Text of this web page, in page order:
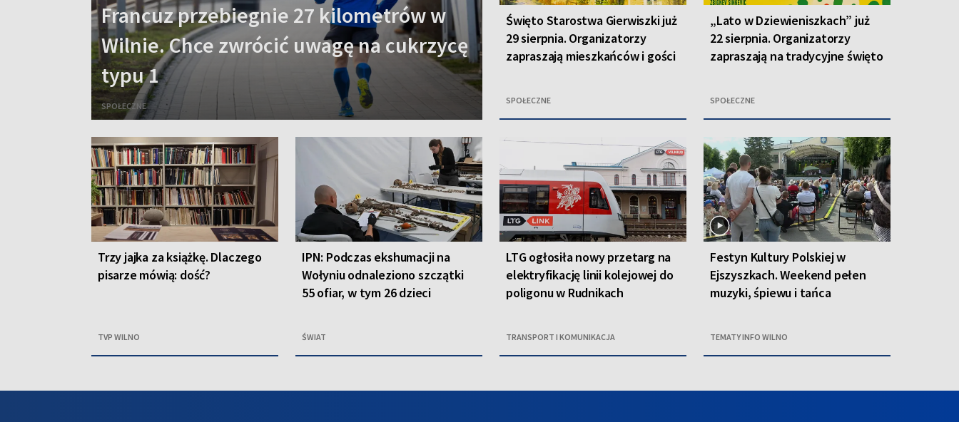
Francuz przebiegnie 27 kilometrów w
Wilnie. Chce zwrócić uwagę na cukrzycę
typu 1
SPOŁECZNE
Święto Starostwa Gierwiszki już
29 sierpnia. Organizatorzy
zapraszają mieszkańców i gości
SPOŁECZNE
„Lato w Dziewieniszkach” już
22 sierpnia. Organizatorzy
zapraszają na tradycyjne święto
SPOŁECZNE
Trzy jajka za książkę. Dlaczego
pisarze mówią: dość?
TVP WILNO
IPN: Podczas ekshumacji na
Wołyniu odnaleziono szczątki
55 ofiar, w tym 26 dzieci
ŚWIAT
LTG ogłosiła nowy przetarg na
elektryfikację linii kolejowej do
poligonu w Rudnikach
TRANSPORT I KOMUNIKACJA
Festyn Kultury Polskiej w
Ejszyszkach. Weekend pełen
muzyki, śpiewu i tańca
TEMATY INFO WILNO